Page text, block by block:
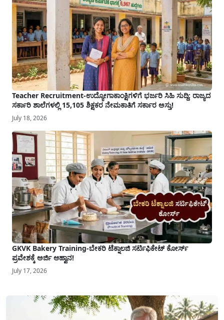
Teacher Recruitment-ಉದ್ಯೋಗಾಕಾಂಕ್ಷಿಗಳಿಗೆ ಭರ್ಜರಿ ಸಿಹಿ ಸುದ್ದಿ: ರಾಜ್ಯದ
ಸರ್ಕಾರಿ ಶಾಲೆಗಳಲ್ಲಿ 15,105 ಶಿಕ್ಷಕರ ನೇಮಕಾತಿಗೆ ಸರ್ಕಾರ ಅಸ್ತು!
July 18, 2026
GKVK Bakery Training-ಬೇಕರಿ ಟೆಕ್ನಾಲಜಿ ಸರ್ಟಿಫಿಕೇಟ್ ಕೋರ್ಸ್
ಪ್ರವೇಶಕ್ಕೆ ಅರ್ಜಿ ಆಹ್ವಾನ!
July 17, 2026